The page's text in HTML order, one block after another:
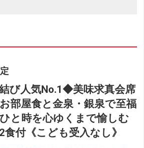
び人気No.1◆美味求真会席
部屋食と金泉・銀泉で至福
と時を心ゆくまで愉しむ
付《こども受入なし》